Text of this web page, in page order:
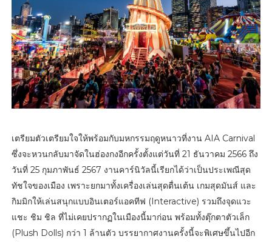
เตรียมตัวเตรียมใจให้พร้อมกับมหกรรมฤดูหนาวที่งาน AIA Carnival
ซึ่งจะหวนกลับมาจัดในฮ่องกงอีกครั้งตั้งแต่วันที่ 21 ธันวาคม 2566 ถึง
วันที่ 25 กุมภาพันธ์ 2567 งานคาร์นิวัลนี้เรียกได้ว่าเป็นประเพณีสุด
ทัชใจของเมือง เพราะยกมาทั้งเครื่องเล่นสุดตื่นเต้น เกมสุดมันส์ และ
กิมมิกให้เล่นสนุกแบบอินเตอร์แอคทีฟ (Interactive) รวมถึงจุดแวะ
แชะ ชิม ชิล ที่ไม่เคยปรากฏในเมืองนี้มาก่อน พร้อมทั้งตุ๊กตาตัวเล็ก
(Plush Dolls) กว่า 1 ล้านตัว บรรยากาศงานครั้งนี้จะพิเศษขึ้นไปอีก